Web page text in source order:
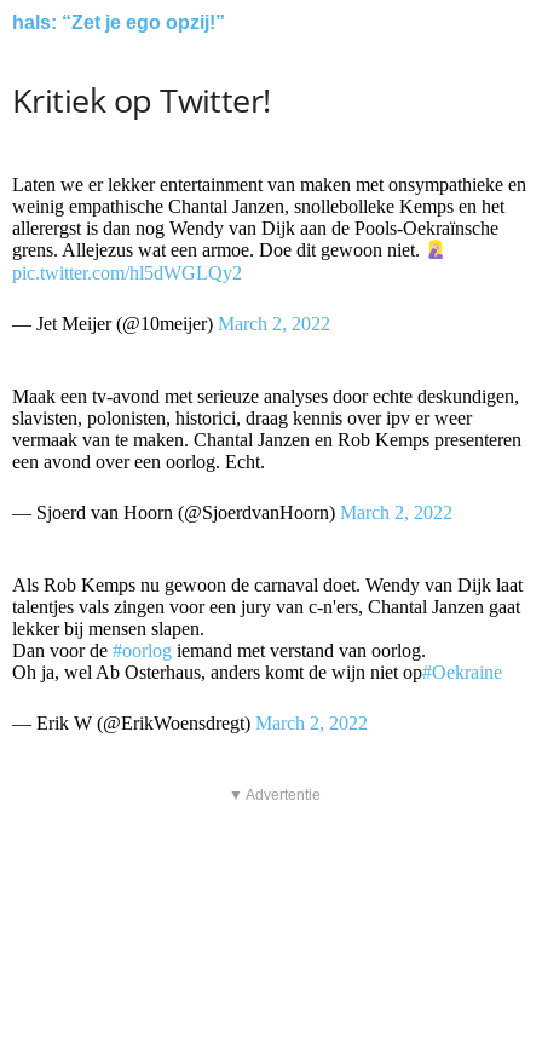
hals: “Zet je ego opzij!”
Kritiek op Twitter!
Laten we er lekker entertainment van maken met onsympathieke en
weinig empathische Chantal Janzen, snollebolleke Kemps en het
allerergst is dan nog Wendy van Dijk aan de Pools-Oekraïnsche
grens. Allejezus wat een armoe. Doe dit gewoon niet.
pic.twitter.com/hl5dWGLQy2
— Jet Meijer (@10meijer) March 2, 2022
Maak een tv-avond met serieuze analyses door echte deskundigen,
slavisten, polonisten, historici, draag kennis over ipv er weer
vermaak van te maken. Chantal Janzen en Rob Kemps presenteren
een avond over een oorlog. Echt.
— Sjoerd van Hoorn (@SjoerdvanHoorn) March 2, 2022
Als Rob Kemps nu gewoon de carnaval doet. Wendy van Dijk laat
talentjes vals zingen voor een jury van c-n'ers, Chantal Janzen gaat
lekker bij mensen slapen.
Dan voor de #oorlog iemand met verstand van oorlog.
Oh ja, wel Ab Osterhaus, anders komt de wijn niet op#Oekraine
— Erik W (@ErikWoensdregt) March 2, 2022
▼ Advertentie